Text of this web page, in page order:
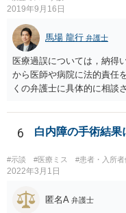
2019年9月16日
馬場 龍行 弁護士
医療過誤については，納得
から医師や病院に法的責任
くの弁護士に具体的に相談
6 白内障の手術結果
#示談 #医療ミス #患者・入所者
2022年3月1日
匿名A 弁護士